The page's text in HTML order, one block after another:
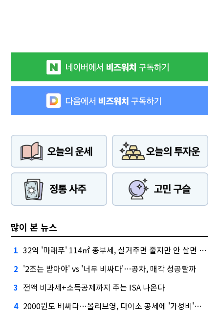
많이 본 뉴스
1 32억 '마래푸' 114㎡ 종부세, 실거주면 줄지만 안 살면 2.5배
2 '2조는 받아야' vs '너무 비싸다'…공차, 매각 성공할까
3 전액 비과세+소득공제까지 주는 ISA 나온다
4 2000원도 비싸다…올리브영, 다이소 공세에 '가성비'로 맞불